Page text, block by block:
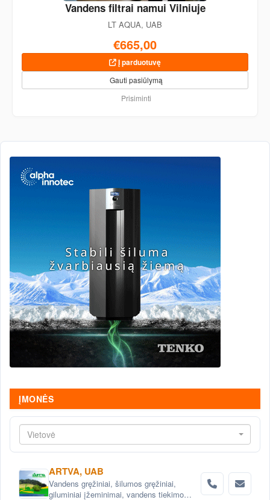
Vandens filtrai namui Vilniuje
LT AQUA, UAB
€665,00
Į parduotuvę
Gauti pasiūlymą
Prisiminti
ĮMONĖS
Vietovė
ARTVA, UAB
Vandens gręžiniai, šilumos gręžiniai,
giluminiai įžeminimai, vandens tiekimo